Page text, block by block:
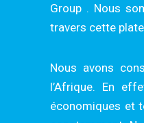
Group . Nous
travers cette
Nous avons
l’Afrique. En
économiques et